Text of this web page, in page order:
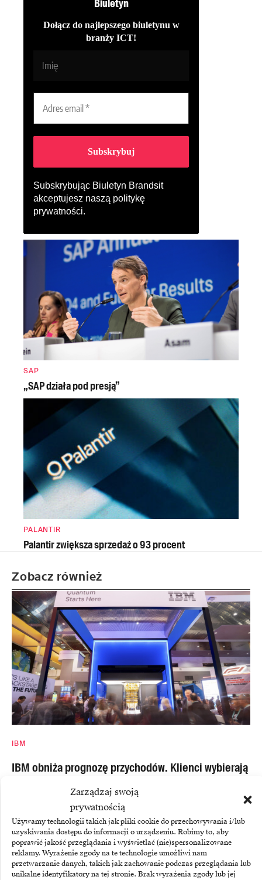
Zarządzaj swoją
prywatnością
Używamy technologii takich jak pliki cookie do przechowywania i/lub
uzyskiwania dostępu do informacji o urządzeniu. Robimy to, aby
poprawić jakość przeglądania i wyświetlać (nie)spersonalizowane
reklamy. Wyrażenie zgody na te technologie umożliwi nam
przetwarzanie danych, takich jak zachowanie podczas przeglądania lub
unikalne identyfikatory na tej stronie. Brak wyrażenia zgody lub jej
Biuletyn
Dołącz do najlepszego biuletynu w
branży ICT!
Subskrybując Biuletyn Brandsit
akceptujesz naszą politykę
prywatności.
SAP
„SAP działa pod presją”
PALANTIR
Palantir zwiększa sprzedaż o 93 procent
Zobacz również
IBM
IBM obniża prognozę przychodów. Klienci wybierają
IBM obniżył prognozę wzrostu przychodów na 2026 rok.
Firma oczekuje teraz wzrostu o…